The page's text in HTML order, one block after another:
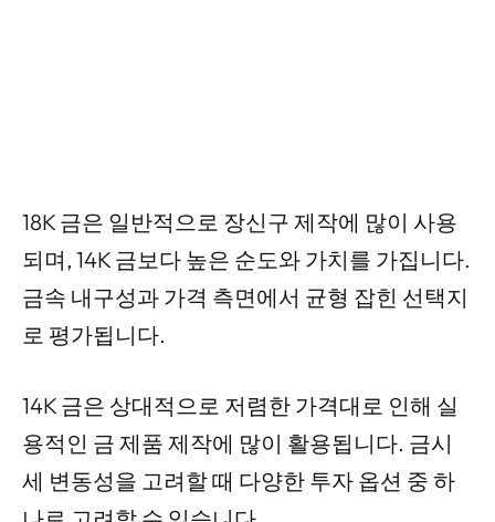
18K 금은 일반적으로 장신구 제작에 많이 사용
되며, 14K 금보다 높은 순도와 가치를 가집니다.
금속 내구성과 가격 측면에서 균형 잡힌 선택지
로 평가됩니다.
14K 금은 상대적으로 저렴한 가격대로 인해 실
용적인 금 제품 제작에 많이 활용됩니다. 금시
세 변동성을 고려할 때 다양한 투자 옵션 중 하